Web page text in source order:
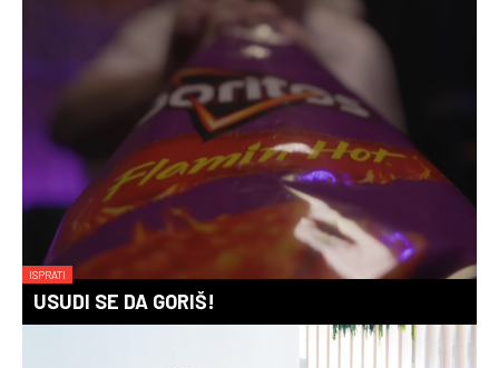
ISPRATI
USUDI SE DA GORIŠ!